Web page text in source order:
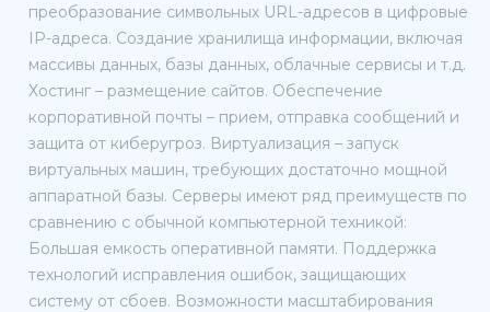
преобразование символьных URL-адресов в цифровые
IP-адреса. Создание хранилища информации, включая
массивы данных, базы данных, облачные сервисы и т.д.
Хостинг – размещение сайтов. Обеспечение
корпоративной почты – прием, отправка сообщений и
защита от киберугроз. Виртуализация – запуск
виртуальных машин, требующих достаточно мощной
аппаратной базы. Серверы имеют ряд преимуществ по
сравнению с обычной компьютерной техникой:
Большая емкость оперативной памяти. Поддержка
технологий исправления ошибок, защищающих
систему от сбоев. Возможности масштабирования